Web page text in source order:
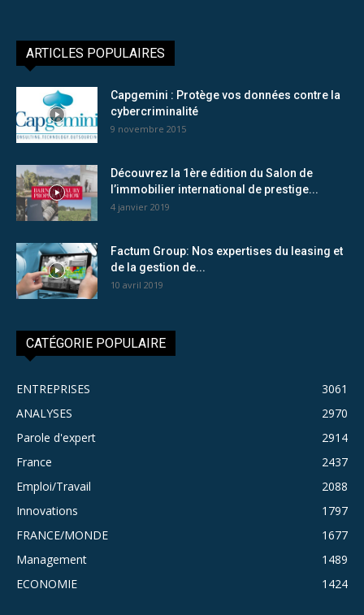
ARTICLES POPULAIRES
Capgemini : Protège vos données contre la
cybercriminalité
9 novembre 2015
Découvrez la 1ère édition du Salon de
l’immobilier international de prestige...
4 janvier 2019
Factum Group: Nos expertises du leasing et
de la gestion de...
10 avril 2019
CATÉGORIE POPULAIRE
ENTREPRISES
3061
ANALYSES
2970
Parole d'expert
2914
France
2437
Emploi/Travail
2088
Innovations
1797
FRANCE/MONDE
1677
Management
1489
ECONOMIE
1424